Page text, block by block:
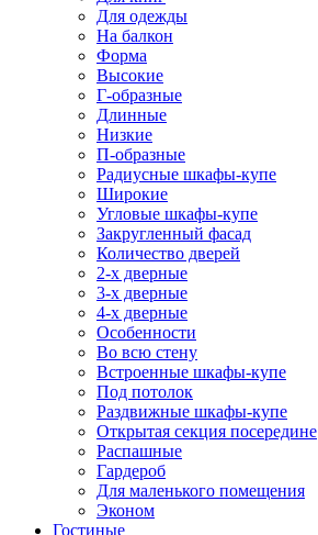
Для одежды
На балкон
Форма
Высокие
Г-образные
Длинные
Низкие
П-образные
Радиусные шкафы-купе
Широкие
Угловые шкафы-купе
Закругленный фасад
Количество дверей
2-х дверные
3-х дверные
4-х дверные
Особенности
Во всю стену
Встроенные шкафы-купе
Под потолок
Раздвижные шкафы-купе
Открытая секция посередине
Распашные
Гардероб
Для маленького помещения
Эконом
Гостиные